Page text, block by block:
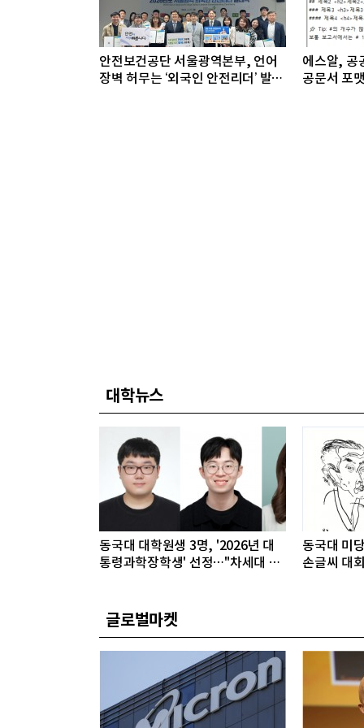
안전보건공단 서울광역본부, 언어
장벽 허무는 ‘외국인 안전리더’ 발대
에스알, 공
공문서 포
대학뉴스
동국대 대학원생 3명, '2026년 대
통령과학장학생' 선정…"차세대 연
동국대 미
손글씨 대
글로벌마켓